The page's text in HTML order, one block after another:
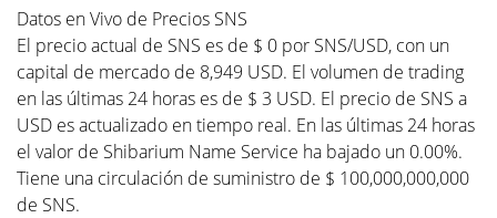
Datos en Vivo de Precios SNS
El precio actual de SNS es de $ 0 por SNS/USD, con un
capital de mercado de 8,949 USD. El volumen de trading
en las últimas 24 horas es de $ 3 USD. El precio de SNS a
USD es actualizado en tiempo real. En las últimas 24 horas
el valor de Shibarium Name Service ha bajado un 0.00%.
Tiene una circulación de suministro de $ 100,000,000,000
de SNS.